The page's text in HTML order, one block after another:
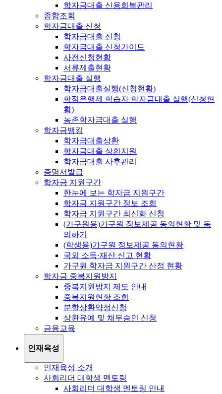
학자금대출 신용회복관리
종합조회
학자금대출 신청
학자금대출 신청
학자금대출 신청가이드
사전신청현황
서류제출현황
학자금대출 실행
학자금대출실행(신청현황)
학점은행제 학습자 학자금대출 실행(신청현
황)
농촌학자금대출 실행
학자금뱅킹
학자금대출상환
학자금대출 상환지원
학자금대출 사후관리
증명서발급
학자금 지원구간
한눈에 보는 학자금 지원구간
학자금 지원구간 정보 조회
학자금 지원구간 최신화 신청
(가구원용)가구원 정보제공 동의현황 및 동
의하기
(학생용)가구원 정보제공 동의현황
국외 소득·재산 신고 현황
가구원 학자금 지원구간 산정 현황
학자금 중복지원방지
중복지원방지 제도 안내
중복지원현황 조회
분할상환약정신청
상환유예 및 채무승인 신청
금융교육
인재육성
인재육성 소개
사회리더 대학생 멘토링
사회리더 대학생 멘토링 안내